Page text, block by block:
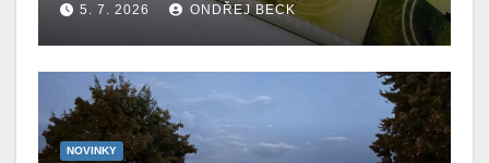
5. 7. 2026 ONDŘEJ BECK
NOVINKY